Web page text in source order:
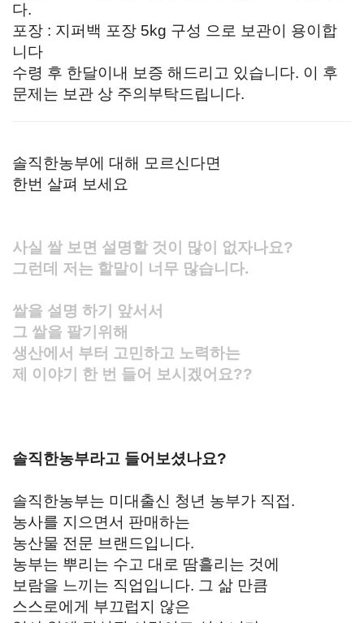
다.
포장 : 지퍼백 포장 5kg 구성 으로 보관이 용이합
니다
수령 후 한달이내 보증 해드리고 있습니다. 이 후
문제는 보관 상 주의부탁드립니다.
솔직한농부에 대해 모르신다면
한번 살펴 보세요
사실 쌀 보면 설명할 것이 많이 없자나요?
그런데 저는 할말이 너무 많습니다.
쌀을 설명 하기 앞서서
그 쌀을 팔기위해
생산에서 부터 고민하고 노력하는
제 이야기 한 번 들어 보시겠어요??
솔직한농부라고 들어보셨나요?
솔직한농부는 미대출신 청년 농부가 직접.
농사를 지으면서 판매하는
농산물 전문 브랜드입니다.
농부는 뿌리는 수고 대로 땀흘리는 것에
보람을 느끼는 직업입니다. 그 삶 만큼
스스로에게 부끄럽지 않은